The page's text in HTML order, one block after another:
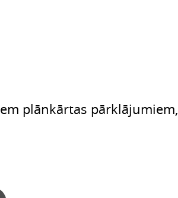
plānkārtas pārklājumiem,